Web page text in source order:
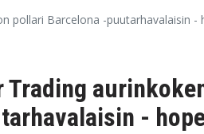
pollari Barcelona -puutarhavalaisin -
Trading
-